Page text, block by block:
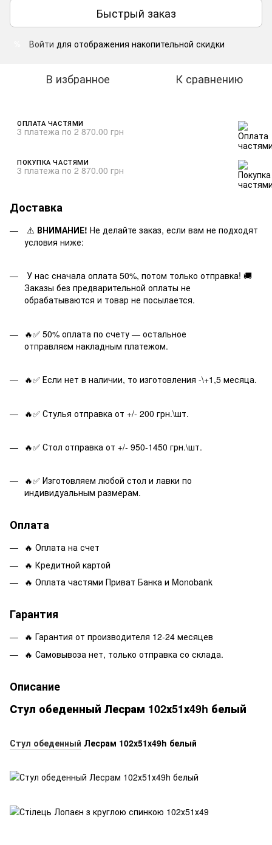
Быстрый заказ
Войти для отображения накопительной скидки
В избранное К сравнению
ОПЛАТА ЧАСТЯМИ
3 платежа по 2 870.00 грн
ПОКУПКА ЧАСТЯМИ
3 платежа по 2 870.00 грн
Доставка
⚠️ ВНИМАНИЕ! Не делайте заказ, если вам не подходят
условия ниже:
У нас сначала оплата 50%, потом только отправка! 🚚
Заказы без предварительной оплаты не
обрабатываются и товар не посылается.
🔥✅ 50% оплата по счету — остальное
отправляєм накладным платежом.
🔥✅ Если нет в наличии, то изготовления -\+1,5 месяца.
🔥✅ Стулья отправка от +/- 200 грн.\шт.
🔥✅ Стол отправка от +/- 950-1450 грн.\шт.
🔥✅ Изготовляем любой стол и лавки по
индивидуальным размерам.
Оплата
🔥 Оплата на счет
🔥 Кредитной картой
🔥 Оплата частями Приват Банка и Monobank
Гарантия
🔥 Гарантия от производителя 12-24 месяцев
🔥 Самовывоза нет, только отправка со склада.
Описание
Стул обеденный Лесрам 102х51х49h белый
Стул обеденный Лесрам 102х51х49h белый